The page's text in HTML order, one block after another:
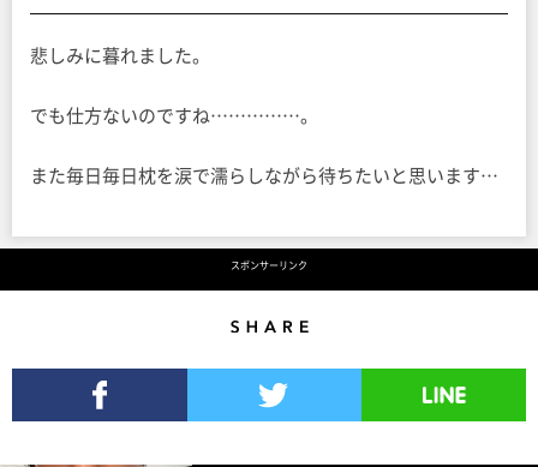
悲しみに暮れました。
でも仕方ないのですね……………。
また毎日毎日枕を涙で濡らしながら待ちたいと思います…
スポンサーリンク